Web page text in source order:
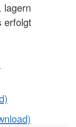
lagern
erfolgt